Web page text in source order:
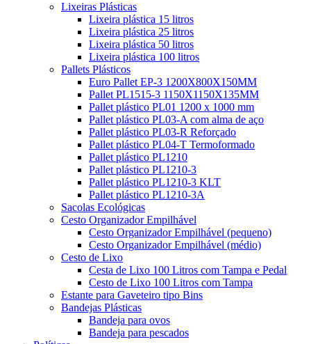
Lixeiras Plásticas
Lixeira plástica 15 litros
Lixeira plástica 25 litros
Lixeira plástica 50 litros
Lixeira plástica 100 litros
Pallets Plásticos
Euro Pallet EP-3 1200X800X150MM
Pallet PL1515-3 1150X1150X135MM
Pallet plástico PL01 1200 x 1000 mm
Pallet plástico PL03-A com alma de aço
Pallet plástico PL03-R Reforçado
Pallet plástico PL04-T Termoformado
Pallet plástico PL1210
Pallet plástico PL1210-3
Pallet plástico PL1210-3 KLT
Pallet plástico PL1210-3A
Sacolas Ecológicas
Cesto Organizador Empilhável
Cesto Organizador Empilhável (pequeno)
Cesto Organizador Empilhável (médio)
Cesto de Lixo
Cesta de Lixo 100 Litros com Tampa e Pedal
Cesto de Lixo 100 Litros com Tampa
Estante para Gaveteiro tipo Bins
Bandejas Plásticas
Bandeja para ovos
Bandeja para pescados